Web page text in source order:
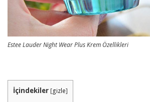
Estee Lauder Night Wear Plus Krem Özellikleri
İçindekiler [gizle]